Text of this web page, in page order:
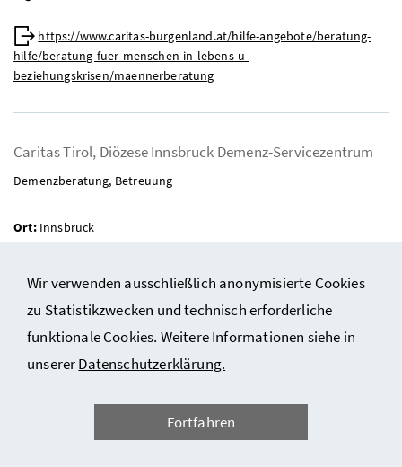
Wir verwenden ausschließlich anonymisierte Cookies
zu Statistikzwecken und technisch erforderliche
funktionale Cookies. Weitere Informationen siehe in
unsererDatenschutzerklärung.
Fortfahren
Web:
https://www.caritas-burgenland.at/hilfe-angebote/beratung-
hilfe/beratung-fuer-menschen-in-lebens-u-
beziehungskrisen/maennerberatung
Caritas Tirol, Diözese Innsbruck Demenz-Servicezentrum
Demenzberatung, Betreuung
Ort:Innsbruck
Telefon:
+43 512 57 45 15
https://www.caritas-pflege.at/tirol/demenz
Der Lichtblick – Frauen- und Familienberatungsstelle